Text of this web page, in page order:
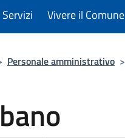
Servizi Vivere il Comune
Personale amministrativo >